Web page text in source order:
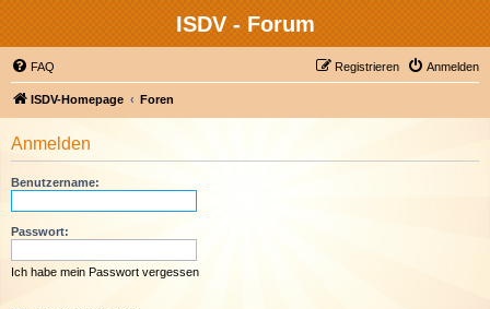
ISDV - Forum
FAQ Anmelden
Registrieren
ISDV-Homepage Foren
Anmelden
Benutzername:
Passwort:
Ich habe mein Passwort vergessen